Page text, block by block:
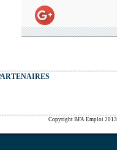
Copyright BFA Emploi